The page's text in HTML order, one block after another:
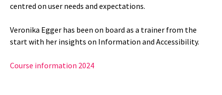
centred on user needs and expectations.
Veronika Egger has been on board as a trainer from the
start with her insights on Information and Accessibility.
Course information 2024